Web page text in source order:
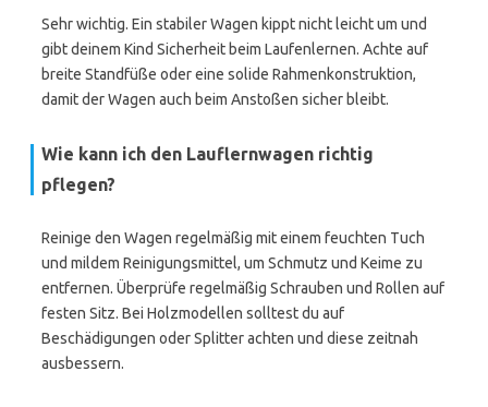
Sehr wichtig. Ein stabiler Wagen kippt nicht leicht um und
gibt deinem Kind Sicherheit beim Laufenlernen. Achte auf
breite Standfüße oder eine solide Rahmenkonstruktion,
damit der Wagen auch beim Anstoßen sicher bleibt.
Wie kann ich den Lauflernwagen richtig
pflegen?
Reinige den Wagen regelmäßig mit einem feuchten Tuch
und mildem Reinigungsmittel, um Schmutz und Keime zu
entfernen. Überprüfe regelmäßig Schrauben und Rollen auf
festen Sitz. Bei Holzmodellen solltest du auf
Beschädigungen oder Splitter achten und diese zeitnah
ausbessern.